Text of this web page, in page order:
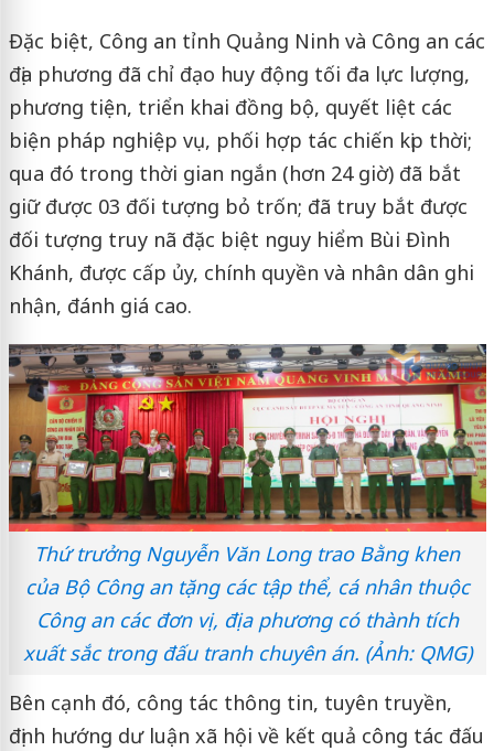
Đặc biệt, Công an tỉnh Quảng Ninh và Công an các
địa phương đã chỉ đạo huy động tối đa lực lượng,
phương tiện, triển khai đồng bộ, quyết liệt các
biện pháp nghiệp vụ, phối hợp tác chiến kịp thời;
qua đó trong thời gian ngắn (hơn 24 giờ) đã bắt
giữ được 03 đối tượng bỏ trốn; đã truy bắt được
đối tượng truy nã đặc biệt nguy hiểm Bùi Đình
Khánh, được cấp ủy, chính quyền và nhân dân ghi
nhận, đánh giá cao.
Thứ trưởng Nguyễn Văn Long trao Bằng khen
của Bộ Công an tặng các tập thể, cá nhân thuộc
Công an các đơn vị, địa phương có thành tích
xuất sắc trong đấu tranh chuyên án. (Ảnh: QMG)
Bên cạnh đó, công tác thông tin, tuyên truyền,
định hướng dư luận xã hội về kết quả công tác đấu